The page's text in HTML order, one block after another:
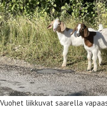
Vuohet liikkuvat saarella